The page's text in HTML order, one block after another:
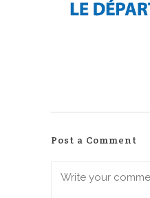
Post a Comment